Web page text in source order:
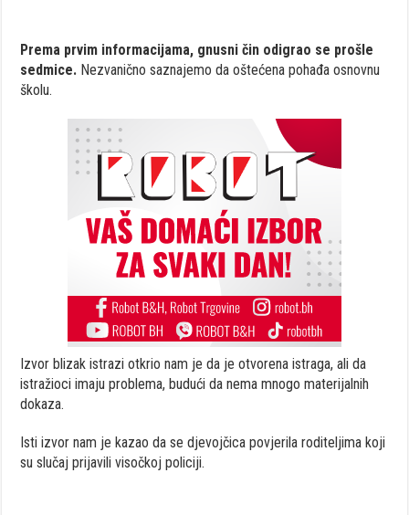
Prema prvim informacijama, gnusni čin odigrao se prošle
sedmice. Nezvanično saznajemo da oštećena pohađa osnovnu
školu.
Izvor blizak istrazi otkrio nam je da je otvorena istraga, ali da
istražioci imaju problema, budući da nema mnogo materijalnih
dokaza.
Isti izvor nam je kazao da se djevojčica povjerila roditeljima koji
su slučaj prijavili visočkoj policiji.